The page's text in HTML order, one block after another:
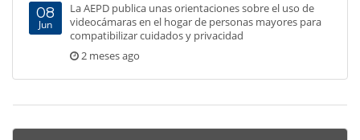
08
Jun
La AEPD publica unas orientaciones sobre el uso de
videocámaras en el hogar de personas mayores para
compatibilizar cuidados y privacidad
2 meses ago